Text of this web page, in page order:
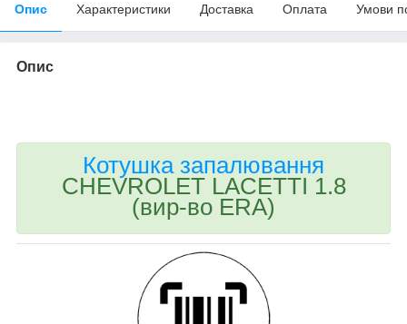
Опис Характеристики Доставка Оплата Умови
Опис
Котушка запалювання
CHEVROLET LACETTI 1.8
(вир-во ERA)